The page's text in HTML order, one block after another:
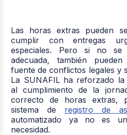
Las horas extras pueden
cumplir con entregas
especiales. Pero si no se
adecuada, también
fuente de conflictos legales y
La SUNAFIL ha reforzado
al cumplimiento de la
correcto de horas extras,
sistema de registro de
automatizado ya no es
necesidad.